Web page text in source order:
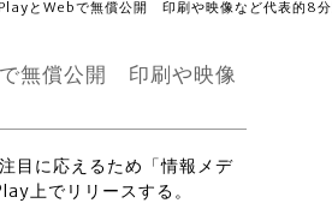
とWebで無償公開 印刷や映像など代表的8分
無償公開 印刷や映像
目に応えるため「情報メデ
上でリリースする。